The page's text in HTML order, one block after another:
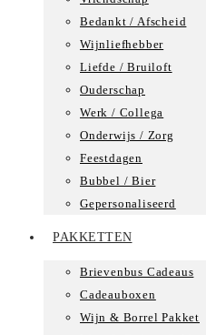
Bedankt / Afscheid
Wijnliefhebber
Liefde / Bruiloft
Ouderschap
Werk / Collega
Onderwijs / Zorg
Feestdagen
Bubbel / Bier
Gepersonaliseerd
PAKKETTEN
Brievenbus Cadeaus
Cadeauboxen
Wijn & Borrel Pakket